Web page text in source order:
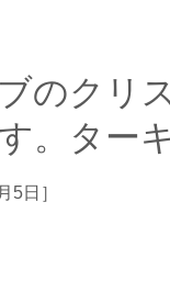
のクリ
。ター
5日］